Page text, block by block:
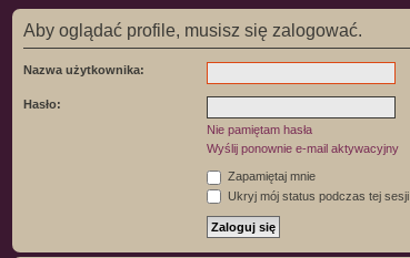
Aby oglądać profile, musisz się zalogować.
Nazwa użytkownika:
Hasło:
Nie pamiętam hasła
Wyślij ponownie e-mail aktywacyjny
Zapamiętaj mnie
Ukryj mój status podczas tej sesji